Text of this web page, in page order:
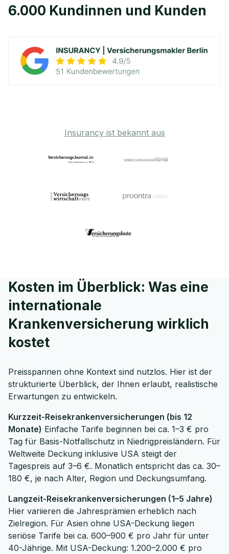
6.000 Kundinnen und Kunden
Insurancy ist bekannt aus
Kosten im Überblick: Was eine
internationale
Krankenversicherung wirklich
kostet
Preisspannen ohne Kontext sind nutzlos. Hier ist der
strukturierte Überblick, der Ihnen erlaubt, realistische
Erwartungen zu entwickeln.
Kurzzeit-Reisekrankenversicherungen (bis 12
Monate) Einfache Tarife beginnen bei ca. 1–3 € pro
Tag für Basis-Notfallschutz in Niedrigpreisländern. Für
Weltweite Deckung inklusive USA steigt der
Tagespreis auf 3–6 €. Monatlich entspricht das ca. 30–
180 €, je nach Alter, Region und Deckungsumfang.
Langzeit-Reisekrankenversicherungen (1–5 Jahre)
Hier variieren die Jahresprämien erheblich nach
Zielregion. Für Asien ohne USA-Deckung liegen
seriöse Tarife bei ca. 600–900 € pro Jahr für unter
40-Jährige. Mit USA-Deckung: 1.200–2.000 € pro